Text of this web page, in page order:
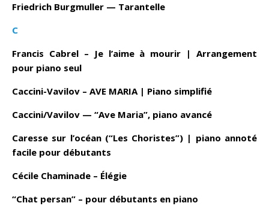
Friedrich Burgmuller — Tarantelle
C
Francis Cabrel – Je l’aime à mourir | Arrangement
pour piano seul
Caccini-Vavilov – AVE MARIA | Piano simplifié
Caccini/Vavilov — “Ave Maria”, piano avancé
Caresse sur l’océan (“Les Choristes”) | piano annoté
facile pour débutants
Cécile Chaminade – Élégie
“Chat persan” – pour débutants en piano